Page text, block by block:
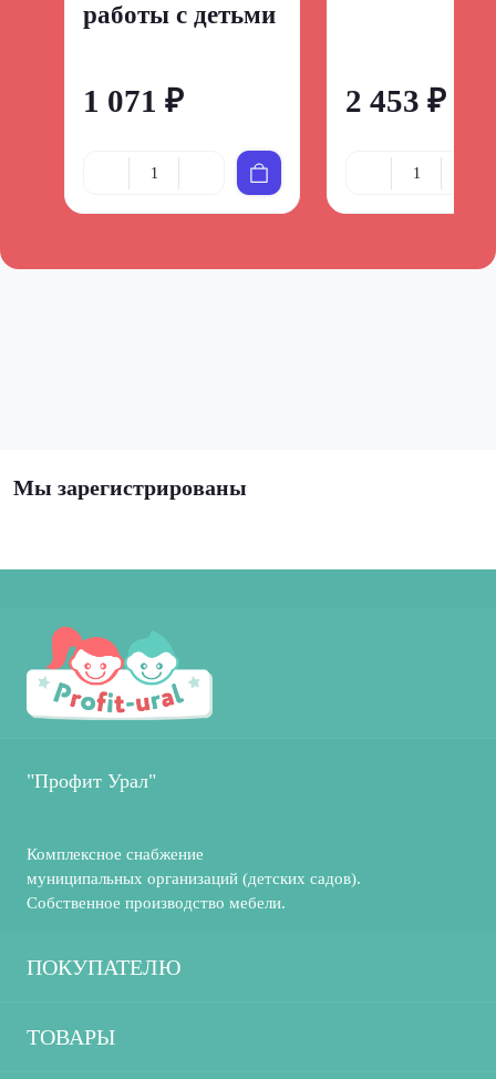
работы с детьми
1 071 ₽ 2 453 ₽
Мы зарегистрированы
"Профит Урал"
Комплексное снабжение
муниципальных организаций (детских садов).
Собственное производство мебели.
ПОКУПАТЕЛЮ
ТОВАРЫ